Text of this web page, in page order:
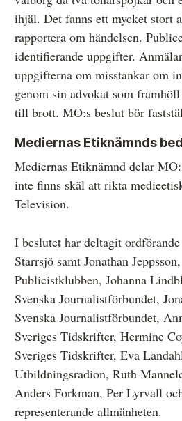
ihjäl. Det fanns ett mycket stort
rapportera om händelsen.
identifierande uppgifter.
uppgifterna om misstankar om
genom sin advokat som
till brott. MO:s beslut bör
Mediernas Etiknämnds
Mediernas Etiknämnd delar
inte finns skäl att rikta
Television.
I beslutet har deltagit
Starrsjö samt Jonathan
Publicistklubben, Johanna
Svenska Journalistförbundet,
Svenska Journalistförbundet,
Sveriges Tidskrifter, Hermine
Sveriges Tidskrifter, Eva
Utbildningsradion, Ruth
Anders Forkman, Per Lyrvall
representerande allmänheten.